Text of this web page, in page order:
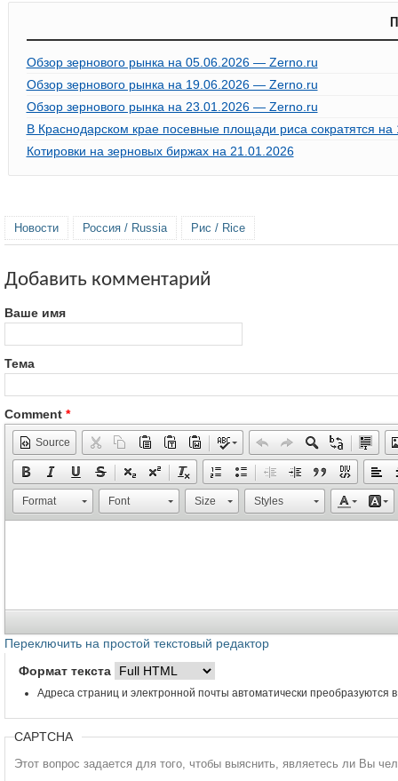
Обзор зернового рынка на 05.06.2026 — Zerno.ru
Обзор зернового рынка на 19.06.2026 — Zerno.ru
Обзор зернового рынка на 23.01.2026 — Zerno.ru
В Краснодарском крае посевные площади риса сократятся на
Котировки на зерновых биржах на 21.01.2026
Новости Россия / Russia Рис / Rice
Добавить комментарий
Ваше имя
Тема
Comment *
Source
Format Font Size Styles
Переключить на простой текстовый редактор
Формат текста
Адреса страниц и электронной почты автоматически преобразуются
CAPTCHA
Этот вопрос задается для того, чтобы выяснить, являетесь ли Вы